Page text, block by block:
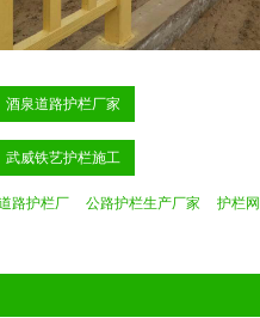
酒泉道路护栏厂家
武威铁艺护栏施工
路护栏厂 公路护栏生产厂家 护栏